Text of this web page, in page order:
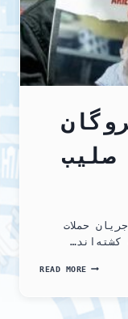
همه
زندانیان
سیاسی
در
ایران
شهر
سوئد
اجساد ۴ گروگان
صلیب
حملات
READ MOREحماس
گروگان